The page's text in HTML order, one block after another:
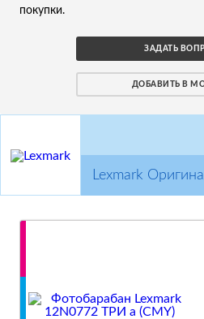
покупки.
ЗАДАТЬ
ДОБАВИТЬ В
Lexmark